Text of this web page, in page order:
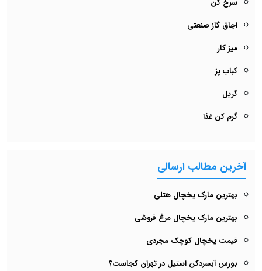
سرخ کن
اجاق گاز صنعتی
میز کار
کباب پز
گریل
گرم کن غذا
آخرین مطالب ارسالی
بهترین مارک یخچال هتلی
بهترین مارک یخچال مرغ‌ فروشی
قیمت یخچال کوچک مجردی
بورس آبسردکن استیل در تهران کجاست؟